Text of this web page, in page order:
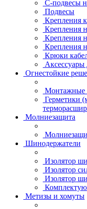
С-подвесы
Подвесы
Крепления
Крепления
Крепления
Крепления
Крюки
Огнестойкие
Монтажные
Герметики
Молниезащита
Шинодержатели
Изолятор
Изолятор
Изолятор
Метизы и хомуты